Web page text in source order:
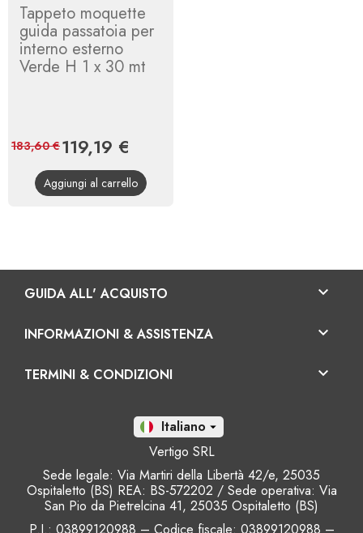
Tappeto moquette
guida passatoia per
interno esterno
Verde H 1 x 30 mt
Prezzo
119,19 €
base
183,60 €
Aggiungi al carrello
GUIDA ALL' ACQUISTO 
INFORMAZIONI & ASSISTENZA 
TERMINI & CONDIZIONI 
It 
Vertigo SRL
Sede legale: Via Martiri della Libertà 42/e, 25035
Ospitaletto (BS) REA: BS-572202 / Sede operativa: Via
San Pio da Pietrelcina 41, 25035 Ospitaletto (BS)